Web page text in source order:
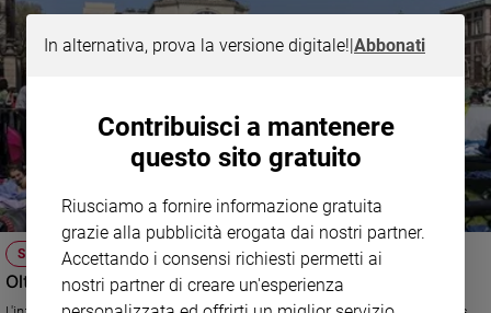
STATI UNITI
Oltre 2 mila arresti nei campus USA dopo le proteste
In alternativa, prova la versione digitale!|Abbonati
Contribuisci a mantenere
questo sito gratuito
Riusciamo a fornire informazione gratuita
grazie alla pubblicità erogata dai nostri partner.
Accettando i consensi richiesti permetti ai
nostri partner di creare un'esperienza